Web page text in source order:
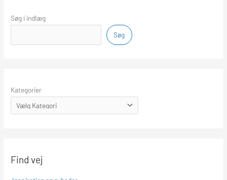
Søg i indlæg
Søg
Kategorier
Find vej